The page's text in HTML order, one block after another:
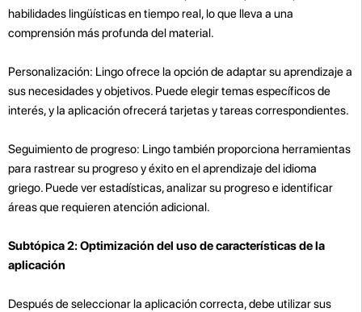
habilidades lingüísticas en tiempo real, lo que lleva a una
comprensión más profunda del material.
Personalización: Lingo ofrece la opción de adaptar su aprendizaje a
sus necesidades y objetivos. Puede elegir temas específicos de
interés, y la aplicación ofrecerá tarjetas y tareas correspondientes.
Seguimiento de progreso: Lingo también proporciona herramientas
para rastrear su progreso y éxito en el aprendizaje del idioma
griego. Puede ver estadísticas, analizar su progreso e identificar
áreas que requieren atención adicional.
Subtópica 2: Optimización del uso de características de la
aplicación
Después de seleccionar la aplicación correcta, debe utilizar sus